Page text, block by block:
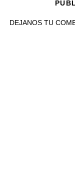
DEJANOS TU